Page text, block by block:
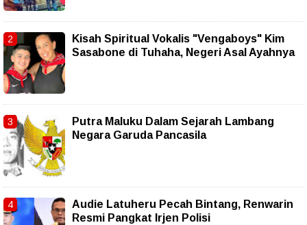
Kisah Spiritual Vokalis "Vengaboys" Kim
Sasabone di Tuhaha, Negeri Asal Ayahnya
Putra Maluku Dalam Sejarah Lambang
Negara Garuda Pancasila
Audie Latuheru Pecah Bintang, Renwarin
Resmi Pangkat Irjen Polisi